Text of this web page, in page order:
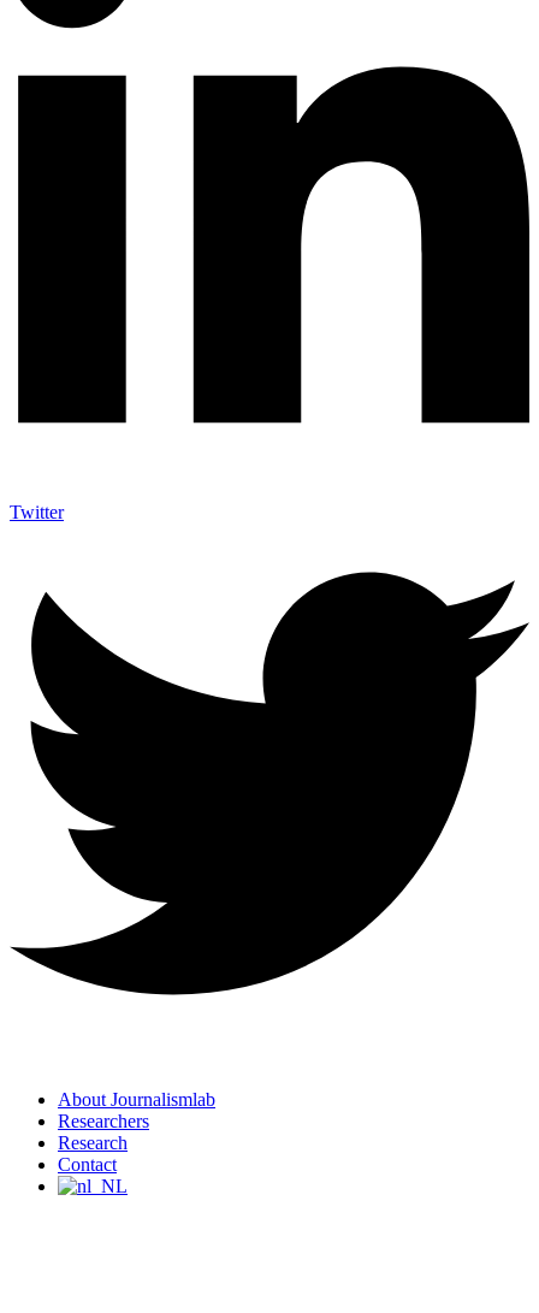
Twitter
About Journalismlab
Researchers
Research
Contact